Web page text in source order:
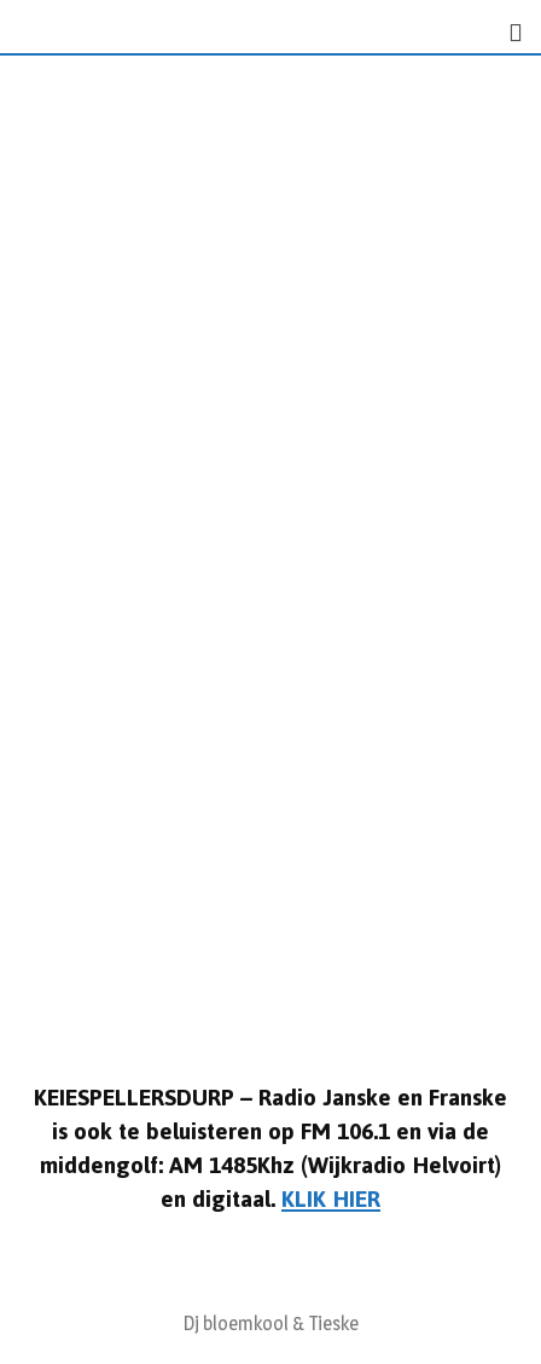
KEIESPELLERSDURP – Radio Janske en Franske
is ook te beluisteren op FM 106.1 en via de
middengolf: AM 1485Khz (Wijkradio Helvoirt)
en digitaal.KLIK HIER
Dj bloemkool & Tieske